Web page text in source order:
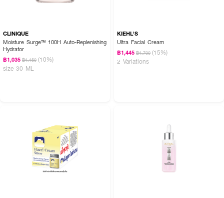
CLINIQUE
Moisture Surge™ 100H Auto-Replenishing
Hydrator
฿1,035 ฿1,150 (10%)
size 30 ML
KIEHL'S
Ultra Facial Cream
฿1,445 ฿1,700 (15%)
2 Variations